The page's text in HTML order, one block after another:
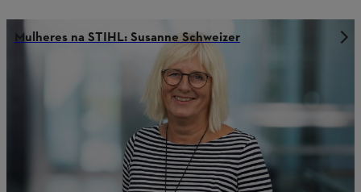
Mulheres na STIHL: Susanne Schweizer